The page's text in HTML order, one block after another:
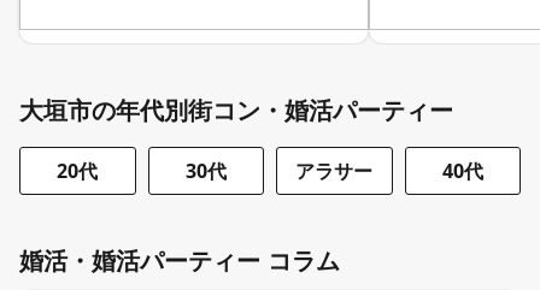
大垣市の年代別街コン・婚活パーティー
20代 30代 アラサー 40代
婚活・婚活パーティー コラム